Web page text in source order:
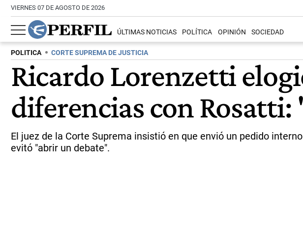
VIERNES 07 DE AGOSTO DE 2026
ÚLTIMAS NOTICIAS POLÍTICA OPINIÓN SOCIEDAD
POLITICA CORTE SUPREMA DE JUSTICIA
Ricardo Lorenzetti
diferencias con
El juez de la Corte Suprema insistió en que envió un pedido
evitó "abrir un debate".